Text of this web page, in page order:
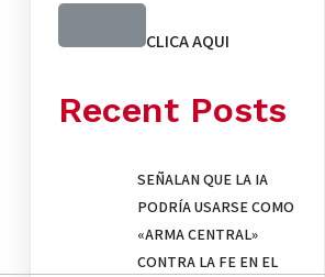
CLICA AQUI
Recent Posts
SEÑALAN QUE LA IA
PODRÍA USARSE COMO
«ARMA CENTRAL»
CONTRA LA FE EN EL